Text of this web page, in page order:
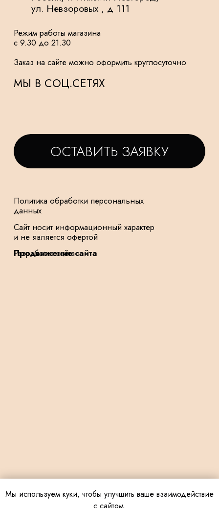
Мы используем куки, чтобы улучшить ваше взаимодействие